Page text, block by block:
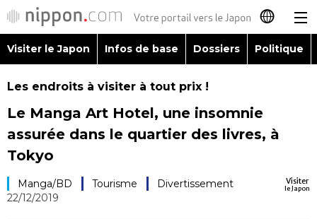
日本語
Visiter le Japon
Infos de base
Visiter le Japon Infos de base Dossiers Politique
Les endroits à visiter à tout prix !
Le Manga Art Hotel, une insomnie
assurée dans le quartier des livres, à
Tokyo
Visiter
le Japon
Manga/BD Tourisme
Divertissement
22/12/2019